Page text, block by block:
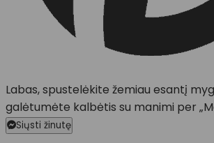
Labas, spustelėkite žemiau esantį
galėtumėte kalbėtis su manimi per
Siųsti žinutę